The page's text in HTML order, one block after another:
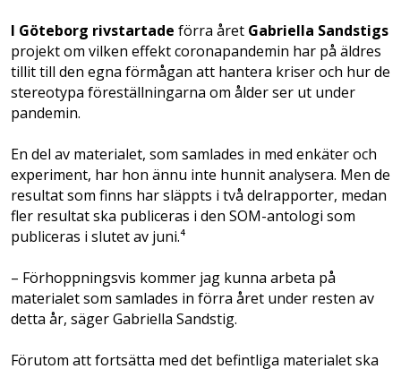
I Göteborg rivstartade förra året Gabriella Sandstigs
projekt om vilken effekt coronapandemin har på äldres
tillit till den egna förmågan att hantera kriser och hur de
stereotypa föreställningarna om ålder ser ut under
pandemin.
En del av materialet, som samlades in med enkäter och
experiment, har hon ännu inte hunnit analysera. Men de
resultat som finns har släppts i två delrapporter, medan
fler resultat ska publiceras i den SOM-antologi som
publiceras i slutet av juni.⁴
– Förhoppningsvis kommer jag kunna arbeta på
materialet som samlades in förra året under resten av
detta år, säger Gabriella Sandstig.
Förutom att fortsätta med det befintliga materialet ska